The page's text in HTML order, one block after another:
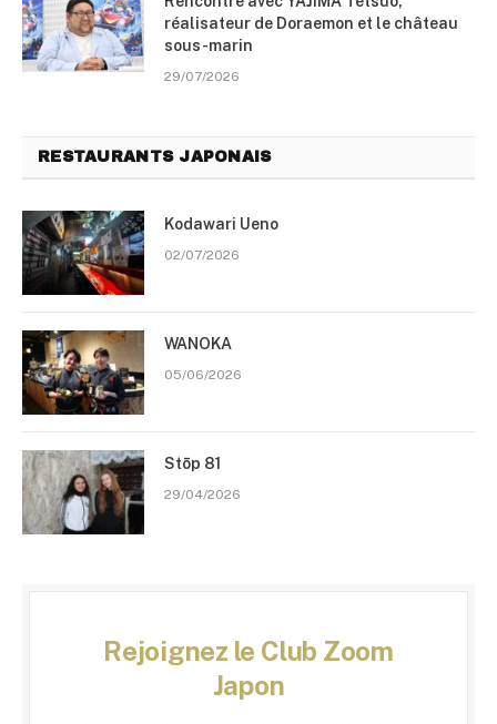
réalisateur de Doraemon et le château
sous-marin
29/07/2026
RESTAURANTS JAPONAIS
Kodawari Ueno
02/07/2026
WANOKA
05/06/2026
Stōp 81
29/04/2026
Rejoignez le Club Zoom
Japon